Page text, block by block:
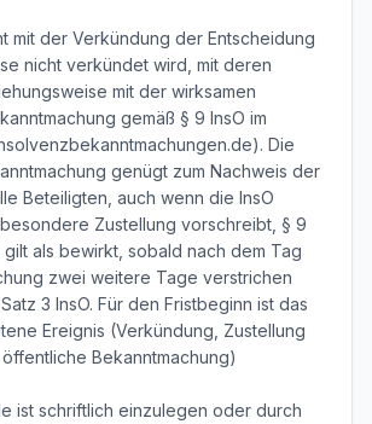
mit der Verkündung der Entscheidung
nicht verkündet wird, mit deren
mit der wirksamen
gemäß § 9 InsO im
Die
genügt zum Nachweis der
Beteiligten, auch wenn die InsO
Zustellung vorschreibt, § 9
gilt als bewirkt, sobald nach dem Tag
zwei weitere Tage verstrichen
3 InsO. Für den Fristbeginn ist das
Ereignis (Verkündung, Zustellung
Bekanntmachung)
ist schriftlich einzulegen oder durch